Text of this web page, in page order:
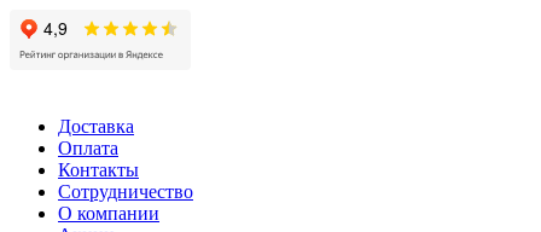
Доставка
Оплата
Контакты
Сотрудничество
О компании